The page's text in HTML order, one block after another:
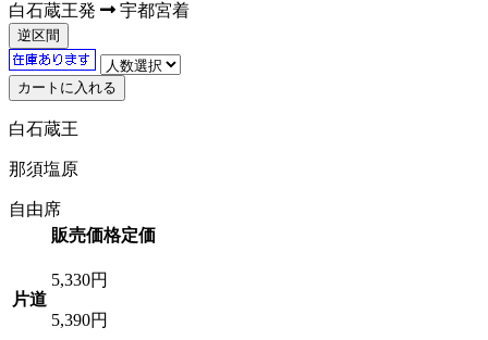
白石蔵王発 宇都宮着
逆区間
白石蔵王
那須塩原
自由席
販売価格定価
片道
5,330円
5,390円